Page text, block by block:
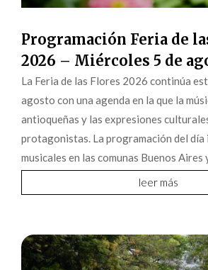
Programación Feria de
2026 – Miércoles 5 de
La Feria de las Flores 2026 continúa
agosto con una agenda en la que la
antioqueñas y las expresiones
protagonistas. La programación del día
musicales en las comunas Buenos Aires
leer más